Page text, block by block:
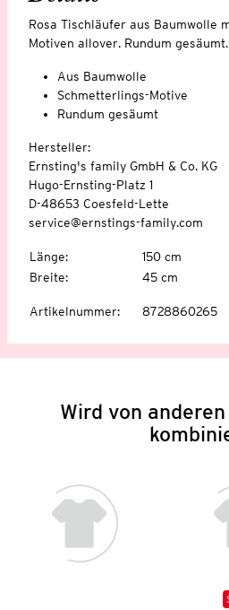
Rosa Tischläufer aus Baumwolle
Motiven allover. Rundum gesäumt.
Aus Baumwolle
Schmetterlings-Motive
Rundum gesäumt
Hersteller:
Ernsting's family GmbH & Co. KG
Hugo-Ernsting-Platz 1
D-48653 Coesfeld-Lette
service@ernstings-family.com
Länge:
150 cm
Breite: 45 cm
Artikelnummer: 8728860265
Wird von